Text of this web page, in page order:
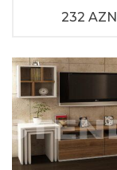
232 AZN